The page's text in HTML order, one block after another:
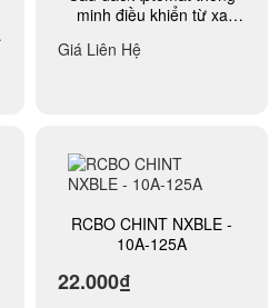
minh điều khiển từ xa
Giá Liên Hệ
RCBO CHINT NXBLE -
10A-125A
22.000₫